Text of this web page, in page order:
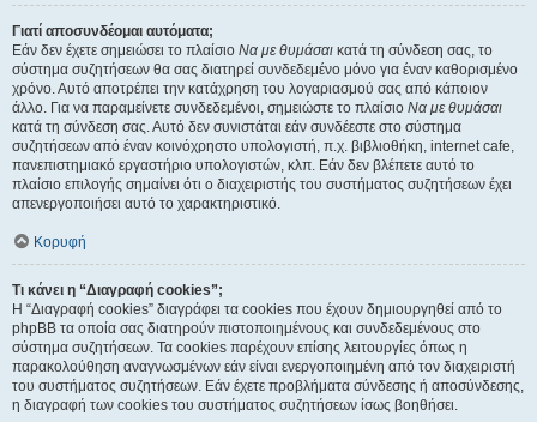
Γιατί αποσυνδέομαι αυτόματα;
Εάν δεν έχετε σημειώσει το πλαίσιο Να με θυμάσαι κατά τη σύνδεση σας, το
σύστημα συζητήσεων θα σας διατηρεί συνδεδεμένο μόνο για έναν καθορισμένο
χρόνο. Αυτό αποτρέπει την κατάχρηση του λογαριασμού σας από κάποιον
άλλο. Για να παραμείνετε συνδεδεμένοι, σημειώστε το πλαίσιο Να με θυμάσαι
κατά τη σύνδεση σας. Αυτό δεν συνιστάται εάν συνδέεστε στο σύστημα
συζητήσεων από έναν κοινόχρηστο υπολογιστή, π.χ. βιβλιοθήκη, internet cafe,
πανεπιστημιακό εργαστήριο υπολογιστών, κλπ. Εάν δεν βλέπετε αυτό το
πλαίσιο επιλογής σημαίνει ότι ο διαχειριστής του συστήματος συζητήσεων έχει
απενεργοποιήσει αυτό το χαρακτηριστικό.
Κορυφή
Τι κάνει η “Διαγραφή cookies”;
Η “Διαγραφή cookies” διαγράφει τα cookies που έχουν δημιουργηθεί από το
phpBB τα οποία σας διατηρούν πιστοποιημένους και συνδεδεμένους στο
σύστημα συζητήσεων. Τα cookies παρέχουν επίσης λειτουργίες όπως η
παρακολούθηση αναγνωσμένων εάν είναι ενεργοποιημένη από τον διαχειριστή
του συστήματος συζητήσεων. Εάν έχετε προβλήματα σύνδεσης ή αποσύνδεσης,
η διαγραφή των cookies του συστήματος συζητήσεων ίσως βοηθήσει.